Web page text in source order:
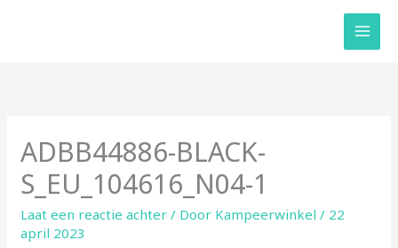
ADBB44886-BLACK-
S_EU_104616_N04-1
Laat een reactie achter / Door Kampeerwinkel/ 22
april 2023